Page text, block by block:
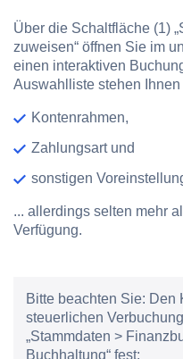
Über die Schaltfläche (1)
zuweisen“ öffnen Sie im
einen interaktiven
Auswahlliste stehen Ihnen
Kontenrahmen,
Zahlungsart und
sonstigen
... allerdings selten mehr
Verfügung.
Bitte beachten Sie: Den
steuerlichen
„Stammdaten >
Buchhaltung“ fest: